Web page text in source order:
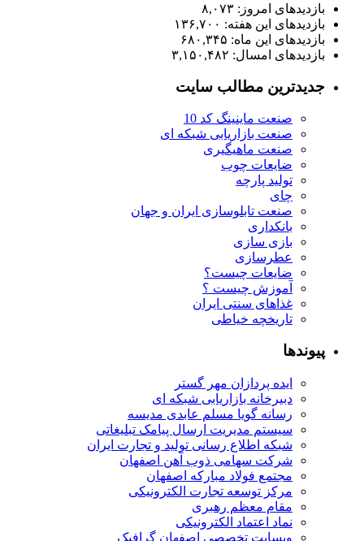
بازدیدهای امروز: ۸,۰۷۳
بازدیدهای این هفته: ۱۳۶,۷۰۰
بازدیدهای این ماه: ۶۸۰,۳۴۵
بازدیدهای امسال: ۳,۱۵۰,۴۸۲
جدیدترین مطالب سایت
صنعت ماینینگ کد 10
صنعت بازاریابی شبکه ای
صنعت ماهیگیری
ضایعات چوب
تولید پارچه
چای
صنعت تابلوسازی ایران و جهان
بانکداری
بازی سازی
عطرسازی
ضایعات چیست؟
آموزش چیست ؟
غذاهای سنتی ایران
تاریخچه خیاطی
پیوندها
ایده پردازان مهر گستر
دبیرخانه بازاریابی شبکه ای
رسانه گویا مسلم عابدی مدیسه
سیستم مدیریت ارسال پیامک تبلیغاتی
شبکه اطلاع رسانی تولید و تجارت ایران
شرکت سهامی ذوب آهن اصفهان
مجتمع فولاد مبارکه اصفهان
مرکز توسعه تجارت الکترونیکی
مقام معظم رهبری
نماد اعتماد الکترونیکی
وبسایت تخصصی اصفهان گرافیک